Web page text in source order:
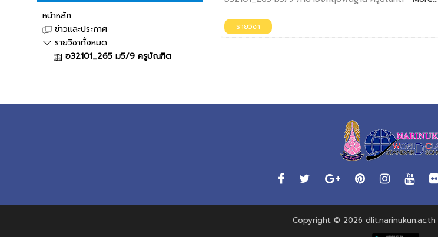
รายวิชา
หน้าหลัก
ข่าวและประกาศ
รายวิชาทั้งหมด
อ32101_265 ม5/9 ครูบัณฑิต
Copyright © 2026 dlit.narinukun.ac.th